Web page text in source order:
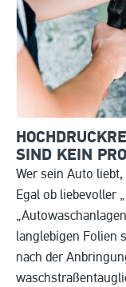
IND KEIN
Wer sein Auto
Egal ob liebevoller
langlebigen Folien
nach der